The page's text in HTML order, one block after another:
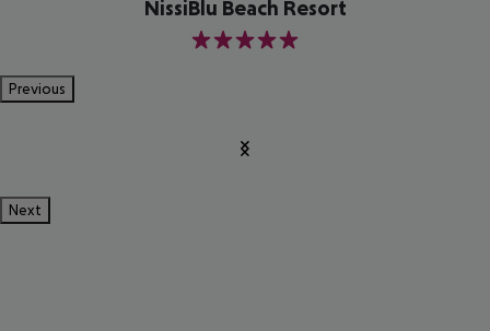
NissiBlu Beach Resort
5
Previous
Next